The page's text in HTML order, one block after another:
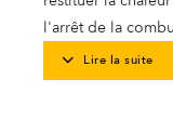
l'arrêt de la
Lire la suite